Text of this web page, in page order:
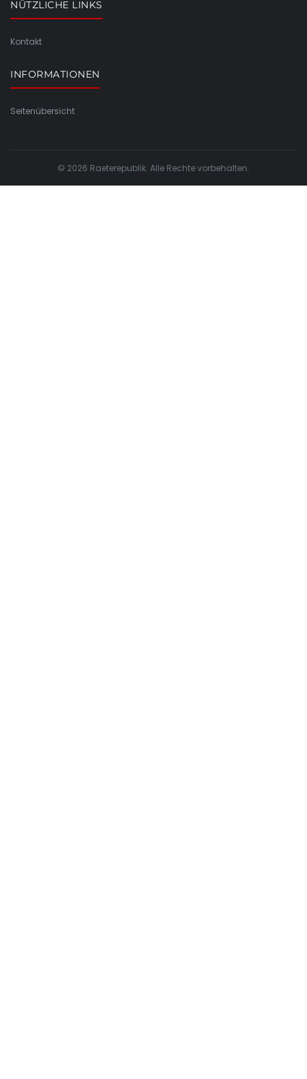
NÜTZLICHE LINKS
Kontakt
INFORMATIONEN
Seitenübersicht
© 2026 Raeterepublik. Alle Rechte vorbehalten.